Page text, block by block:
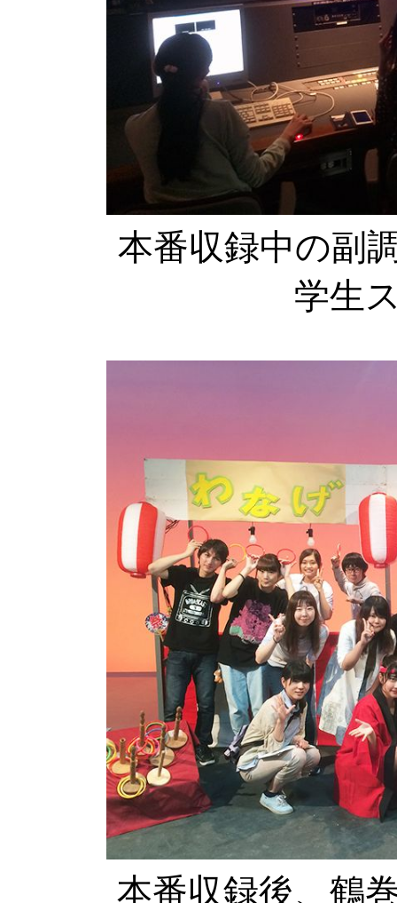
本番収録中の副
学生
本番収録後、鶴